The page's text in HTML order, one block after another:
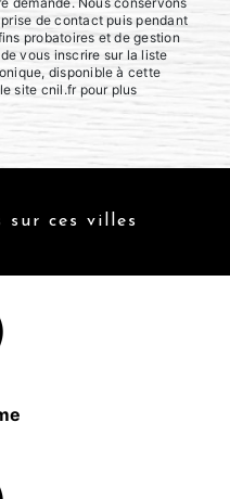
de contact puis pendant
probatoires et de gestion
vous inscrire sur la liste
disponible à cette
site cnil.fr pour plus
sur ces villes